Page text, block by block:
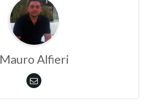
Mauro Alfieri